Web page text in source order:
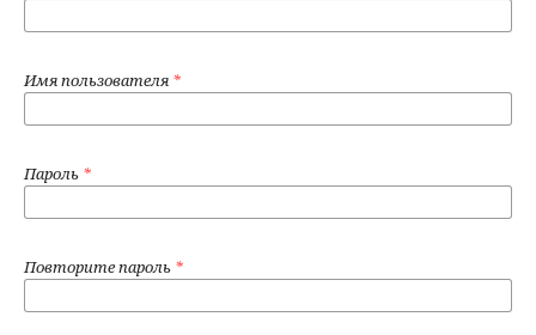
Имя пользователя *
Пароль *
Повторите пароль *